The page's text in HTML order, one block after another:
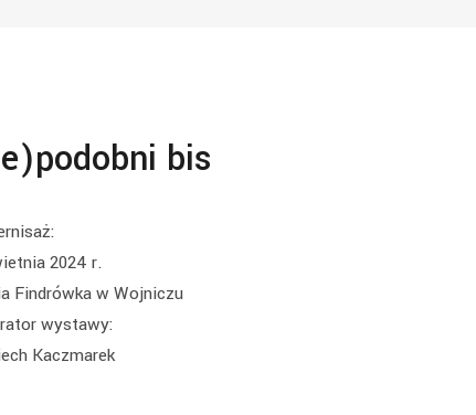
bis
2024 r.
Findrówka w Wojniczu
wystawy:
Kaczmarek